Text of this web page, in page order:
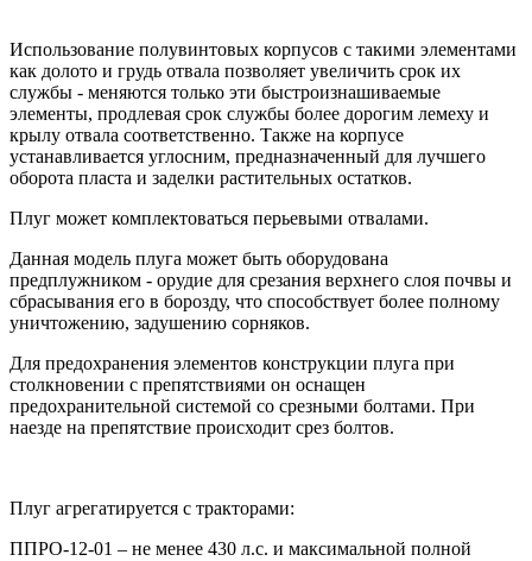
Использование полувинтовых корпусов с такими элементами
как долото и грудь отвала позволяет увеличить срок их
службы - меняются только эти быстроизнашиваемые
элементы, продлевая срок службы более дорогим лемеху и
крылу отвала соответственно. Также на корпусе
устанавливается углосним, предназначенный для лучшего
оборота пласта и заделки растительных остатков.
Плуг может комплектоваться перьевыми отвалами.
Данная модель плуга может быть оборудована
предплужником - орудие для срезания верхнего слоя почвы и
сбрасывания его в борозду, что способствует более полному
уничтожению, задушению сорняков.
Для предохранения элементов конструкции плуга при
столкновении с препятствиями он оснащен
предохранительной системой со срезными болтами. При
наезде на препятствие происходит срез болтов.
Плуг агрегатируется с тракторами:
ППРО-12-01 – не менее 430 л.с. и максимальной полной